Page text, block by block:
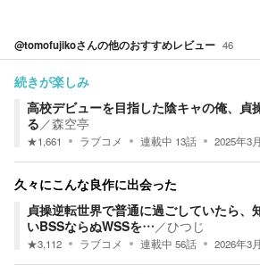
@tomofujikoさんの他のおすすめレビュー 46
続きが楽しみ
高校デビューを目指した陰キャの俺、貞
る ／森空亭
★1,661 ラブコメ 連載中 13話 2025年3
久々にこんな良作に出会った
貞操逆転世界で普通に過ごしていたら、
いBSSならぬWSSを… ／ひつじ
★3,112 ラブコメ 連載中 56話 2026年3